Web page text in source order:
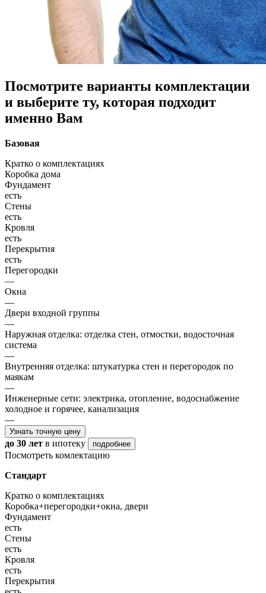
Посмотрите варианты комплектации
и выберите ту, которая подходит
именно Вам
Базовая
Кратко о комплектациях
Коробка дома
Фундамент
есть
Стены
есть
Кровля
есть
Перекрытия
есть
Перегородки
—
Окна
—
Двери входной группы
—
Наружная отделка: отделка стен, отмостки, водосточная
система
—
Внутренняя отделка: штукатурка стен и перегородок по
маякам
—
Инженерные сети: электрика, отопление, водоснабжение
холодное и горячее, канализация
—
Узнать точную цену
до 30 лет в ипотеку подробнее
Посмотреть комлектацию
Стандарт
Кратко о комплектациях
Коробка+перегородки+окна, двери
Фундамент
есть
Стены
есть
Кровля
есть
Перекрытия